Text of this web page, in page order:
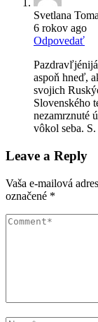
Svetlana
6 rokov ago
Odpovedať
aspoň hneď,
svojich
Slovenského
nezamrznuté
vôkol seba. S.
Leave a Reply
Vaša e-mailová
označené *